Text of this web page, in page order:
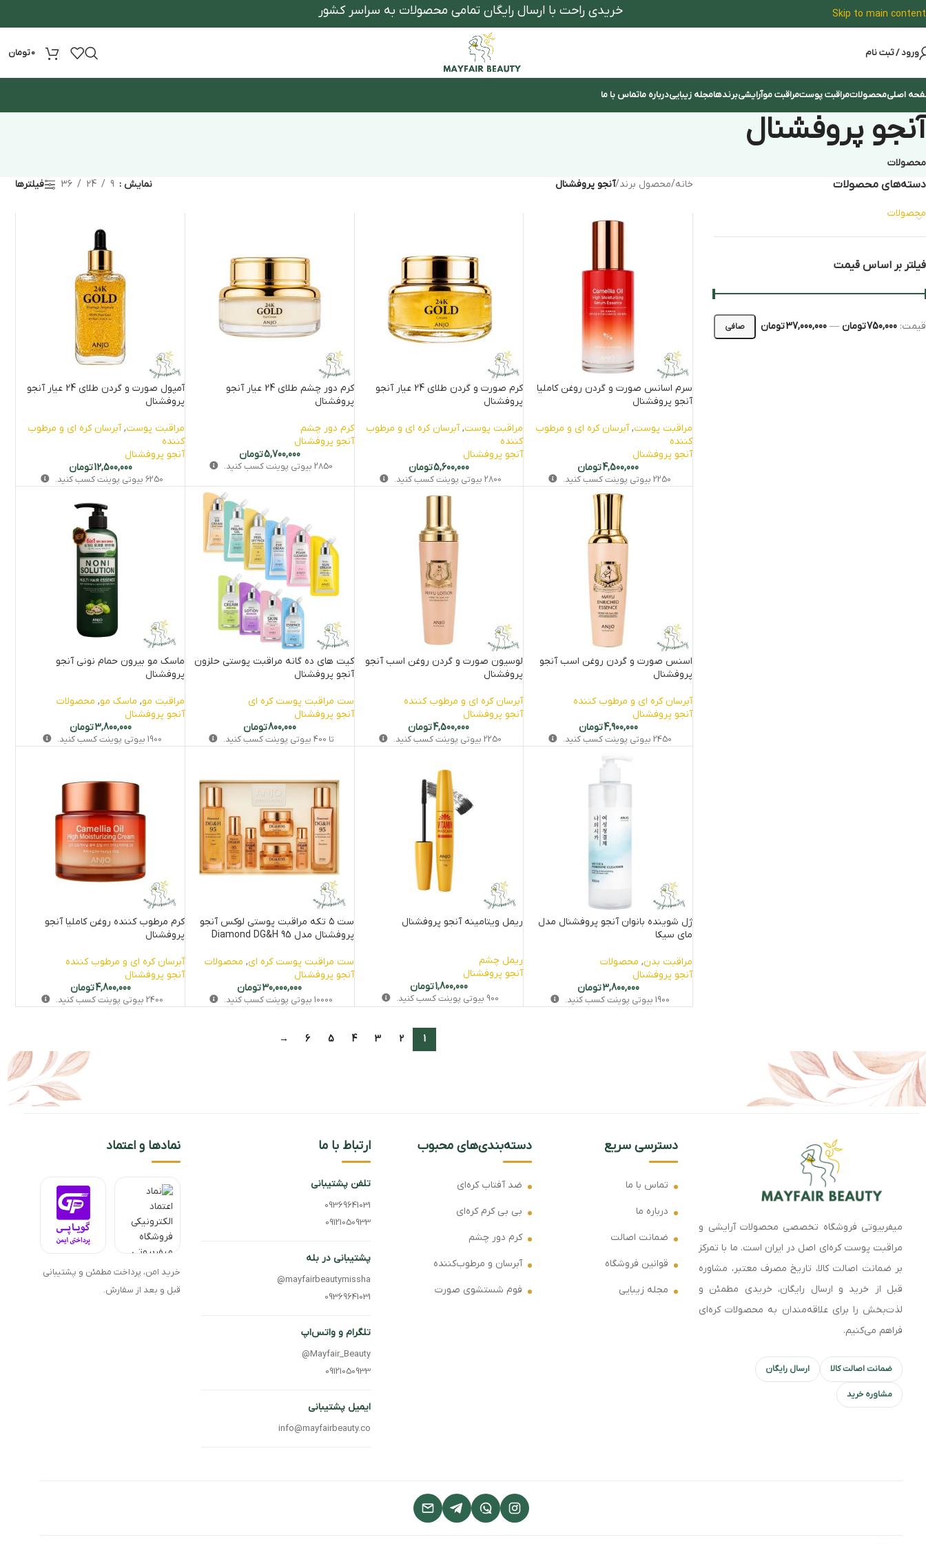
Skip to main content خریدی راحت با ارسال رایگان تمامی محصولات به سراسر کشور
ورود / ثبت نام 0تومان
اصلیمحصولاتمراقبت پوستمراقبت موآرایشیبرندهامجله زیباییدرباره ماتماس با ما
آنجو پروفشنال
محصولات
دسته‌های محصولات
محصولات
فیلتر بر اساس قیمت
صافی قيمت: 750,000 تومان — 37,000,000 تومان
خانه/محصول برند/آنجو پروفشنال نمایش 9
24
36 فیلترها
سرم اسانس صورت و گردن روغن کاملیا
آنجو پروفشنال
مراقبت پوست, آبرسان کره ای و مرطوب
کننده
آنجو پروفشنال
4,500,000تومان
2250بیوتی‌ پوینت کسب کنید.
کرم صورت و گردن طلای 24 عیار آنجو
پروفشنال
مراقبت پوست, آبرسان کره ای و مرطوب
کننده
آنجو پروفشنال
5,600,000تومان
2800 بیوتی‌ پوینت کسب کنید.
کرم دور چشم طلای 24 عیار آنجو
پروفشنال
کرم دور چشم
آنجو پروفشنال
5,700,000تومان
2850بیوتی‌ پوینت کسب کنید.
آمپول صورت و گردن طلای 24 عیار آنجو
پروفشنال
مراقبت پوست, آبرسان کره ای و مرطوب
کننده
آنجو پروفشنال
12,500,000تومان
6250بیوتی‌ پوینت کسب کنید.
اسنس صورت و گردن روغن اسب آنجو
پروفشنال
آبرسان کره ای و مرطوب کننده
آنجو پروفشنال
4,900,000تومان
2450 بیوتی‌ پوینت کسب کنید.
لوسیون صورت و گردن روغن اسب آنجو
پروفشنال
آبرسان کره ای و مرطوب کننده
آنجو پروفشنال
4,500,000تومان
2250بیوتی‌ پوینت کسب کنید.
کیت های ده گانه مراقبت پوستی حلزون
آنجو پروفشنال
ست مراقبت پوست کره‌ ای
آنجو پروفشنال
800,000تومان
تا 400 بیوتی‌ پوینت کسب کنید.
ماسک مو بیرون حمام نونی آنجو
پروفشنال
مراقبت مو, ماسک مو, محصولات
آنجو پروفشنال
3,800,000تومان
1900 بیوتی‌ پوینت کسب کنید.
ژل شوینده بانوان آنجو پروفشنال مدل
مای سیکا
مراقبت بدن, محصولات
آنجو پروفشنال
3,800,000تومان
1900 بیوتی‌ پوینت کسب کنید.
ریمل ویتامینه آنجو پروفشنال
ریمل چشم
آنجو پروفشنال
1,800,000تومان
900 بیوتی‌ پوینت کسب کنید.
ست ۵ تکه مراقبت پوستی لوکس آنجو
پروفشنال مدل Diamond DG&H 95
ست مراقبت پوست کره‌ ای, محصولات
آنجو پروفشنال
30,000,000تومان
10000بیوتی‌ پوینت کسب کنید.
کرم مرطوب‌ کننده روغن کاملیا آنجو
پروفشنال
آبرسان کره ای و مرطوب کننده
آنجو پروفشنال
4,800,000تومان
2400 بیوتی‌ پوینت کسب کنید.
1
2
3
4
5
6
→
میفربیوتی فروشگاه تخصصی محصولات آرایشی و
مراقبت پوست کره‌ای اصل در ایران است. ما با تمرکز
بر ضمانت اصالت کالا، تاریخ مصرف معتبر، مشاوره
قبل از خرید و ارسال رایگان، خریدی مطمئن و
لذت‌بخش را برای علاقه‌مندان به محصولات کره‌ای
فراهم می‌کنیم.
ضمانت اصالت کالا ارسال رایگان
مشاوره خرید
دسترسی سریع
تماس با ما
درباره ما
ضمانت اصالت
قوانین فروشگاه
مجله زیبایی
دسته‌بندی‌های محبوب
ضد آفتاب کره‌ای
بی بی کرم کره‌ای
کرم دور چشم
آبرسان و مرطوب‌کننده
فوم شستشوی صورت
ارتباط با ما
تلفن پشتیبانی
09369641031
09121050933
پشتیبانی در بله
@mayfairbeautymissha
09369641031
تلگرام و واتس‌اپ
@Mayfair_Beauty
09121050933
ایمیل پشتیبانی
info@mayfairbeauty.co
نمادها و اعتماد
خرید امن، پرداخت مطمئن و پشتیبانی
قبل و بعد از سفارش.